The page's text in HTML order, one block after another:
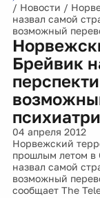
/ Новости /
назвал самой
возможный
Брейвик
04 апреля 2012
Норвежский
прошлым летом в
назвал самой
возможный
сообщает The